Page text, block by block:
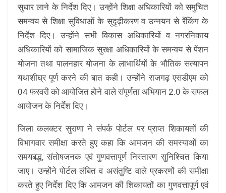
सुधार लाने के निर्देश दिए। उन्होंने शिक्षा अधिकारियों को समुचित
समन्वय से शिक्षा सुविधाओं के सुदृढ़ीकरण व उन्नयन से रैंकिंग के
निर्देश दिए। उन्होंने सभी विकास अधिकारियों व नगरनिकाय
अधिकारियों को सामाजिक सुरक्षा अधिकारियों के समन्वय से पेंशन
योजना तथा पालनहार योजना के लाभार्थियों के भौतिक सत्यापन
यथाशीघ्र पूर्ण करने की बात कही। उन्होंने राजगढ़ एसडीएम को
04 फरवरी को आयोजित होने वाले संपूर्णता अभियान 2.0 के सफल
आयोजन के निर्देश दिए।
जिला कलक्टर सुराणा ने संपर्क पोर्टल पर प्राप्त शिकायतों की
विभागवार समीक्षा करते हुए कहा कि आमजन की समस्याओं का
समयबद्ध, संतोषजनक एवं गुणवत्तापूर्ण निस्तारण सुनिश्चित किया
जाए। उन्होंने पोर्टल लंबित व असंतुष्टि वाले प्रकरणों की समीक्षा
करते हुए निर्देश दिए कि आमजन की शिकायतों का गुणवत्तापूर्ण एवं